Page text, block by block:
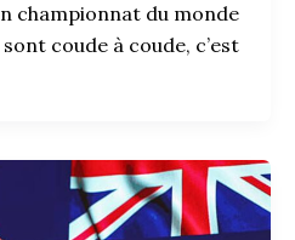
championnat du monde
coude à coude, c’est